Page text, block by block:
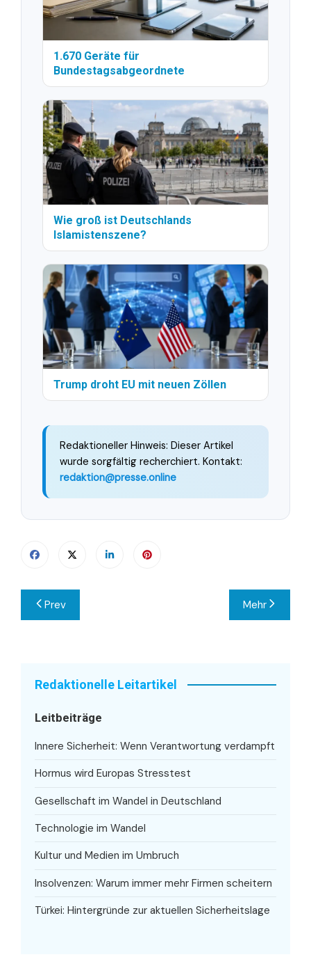
1.670 Geräte für
Bundestagsabgeordnete
Wie groß ist Deutschlands
Islamistenszene?
Trump droht EU mit neuen Zöllen
Redaktioneller Hinweis: Dieser Artikel
wurde sorgfältig recherchiert. Kontakt:
redaktion@presse.online
Beitragsnavigation
Prev Mehr
Redaktionelle Leitartikel
Leitbeiträge
Innere Sicherheit: Wenn Verantwortung verdampft
Hormus wird Europas Stresstest
Gesellschaft im Wandel in Deutschland
Technologie im Wandel
Kultur und Medien im Umbruch
Insolvenzen: Warum immer mehr Firmen scheitern
Türkei: Hintergründe zur aktuellen Sicherheitslage